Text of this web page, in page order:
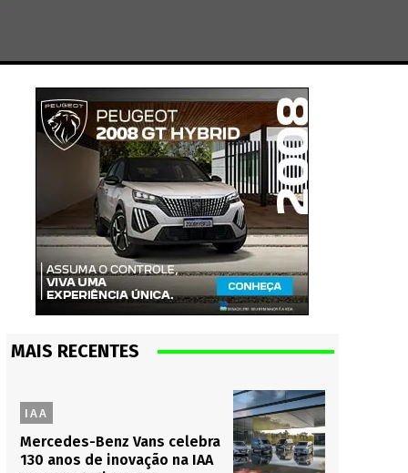
MAIS RECENTES
IAA
Mercedes-Benz Vans celebra
130 anos de inovação na IAA